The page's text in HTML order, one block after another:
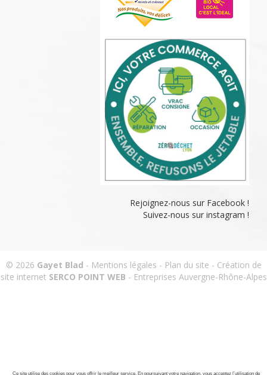
Rejoignez-nous sur Facebook !
Suivez-nous sur instagram !
© 2026 Gayet Blad - Mentions légales - Plan du site - Création de
site internet SERCO POINT WEB - Entreprises Auvergne-Rhône-Alpes
Ce site utilise des cookies pour vous offrir le meilleur service. En poursuivant votre navigation, vous acceptez l’utilisation de